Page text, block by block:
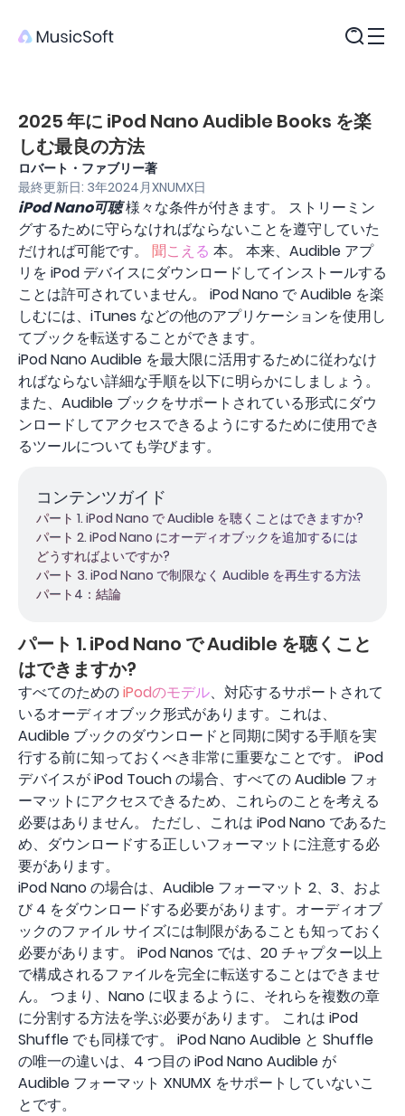
2025 年に iPod Nano Audible Books を楽
しむ最良の方法
ロバート・ファブリー著
最終更新日: 3年2024月XNUMX日
iPod Nano可聴様々な条件が付きます。 ストリーミン
グするために守らなければならないことを遵守していた
だければ可能です。 聞こえる 本。 本来、Audible アプ
リを iPod デバイスにダウンロードしてインストールする
ことは許可されていません。 iPod Nano で Audible を楽
しむには、iTunes などの他のアプリケーションを使用し
てブックを転送することができます。
iPod Nano Audible を最大限に活用するために従わなけ
ればならない詳細な手順を以下に明らかにしましょう。
また、Audible ブックをサポートされている形式にダウ
ンロードしてアクセスできるようにするために使用でき
るツールについても学びます。
コンテンツガイド
パート 1. iPod Nano で Audible を聴くことはできますか?
パート 2. iPod Nano にオーディオブックを追加するには
どうすればよいですか?
パート 3. iPod Nano で制限なく Audible を再生する方法
パート4：結論
パート 1. iPod Nano で Audible を聴くこと
はできますか?
すべてのためのiPodのモデル、対応するサポートされて
いるオーディオブック形式があります。これは、
Audible ブックのダウンロードと同期に関する手順を実
行する前に知っておくべき非常に重要なことです。 iPod
デバイスが iPod Touch の場合、すべての Audible フォ
ーマットにアクセスできるため、これらのことを考える
必要はありません。 ただし、これは iPod Nano であるた
め、ダウンロードする正しいフォーマットに注意する必
要があります。
iPod Nano の場合は、Audible フォーマット 2、3、およ
び 4 をダウンロードする必要があります。オーディオブ
ックのファイル サイズには制限があることも知っておく
必要があります。 iPod Nanos では、20 チャプター以上
で構成されるファイルを完全に転送することはできませ
ん。 つまり、Nano に収まるように、それらを複数の章
に分割する方法を学ぶ必要があります。 これは iPod
Shuffle でも同様です。 iPod Nano Audible と Shuffle
の唯一の違いは、4 つ目の iPod Nano Audible が
Audible フォーマット XNUMX をサポートしていないこ
とです。